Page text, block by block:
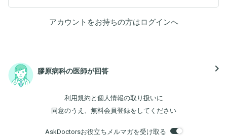
アカウントをお持ちの方はログインへ
膠原病科の医師が回答 navigate_next
利用規約 と 個人情報の取り扱いに
同意のうえ、無料会員登録をしてください
AskDoctorsお役立ちメルマガを受け取る